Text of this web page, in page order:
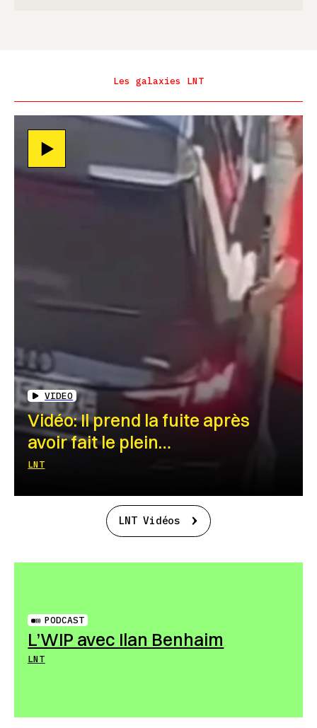
Les galaxies LNT
VIDEO
Vidéo: Il prend la fuite après
avoir fait le plein…
LNT
LNT Vidéos
PODCAST
L’WIP avec Ilan Benhaim
LNT